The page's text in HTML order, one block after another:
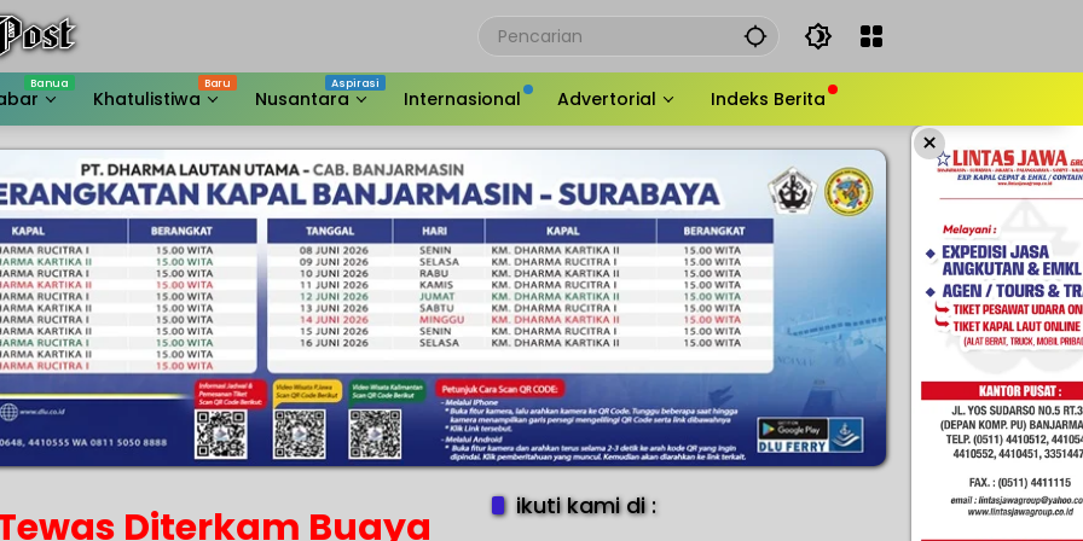
Khatulistiwa Nusantara Internasional Advertorial Indeks Berita
×
Diterkam Buaya ikuti kami di :